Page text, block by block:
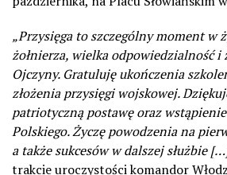
„Przysięga to szczególny moment w
żołnierza, wielka odpowiedzialność i
Ojczyny. Gratuluję ukończenia
złożenia przysięgi wojskowej.
patriotyczną postawę oraz
Polskiego. Życzę powodzenia na
a także sukcesów w dalszej służbie
trakcie uroczystości komandor